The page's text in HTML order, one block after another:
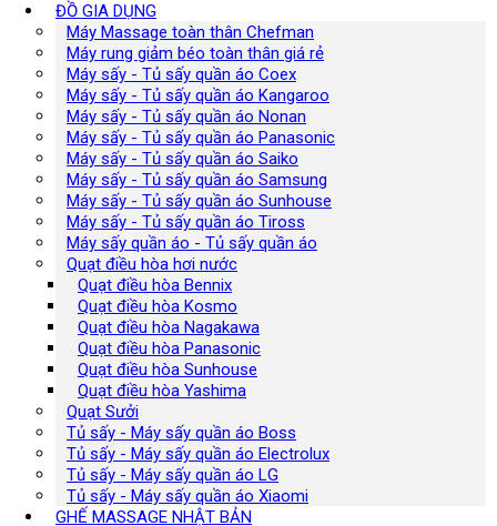
ĐỒ GIA DỤNG
Máy Massage toàn thân Chefman
Máy rung giảm béo toàn thân giá rẻ
Máy sấy - Tủ sấy quần áo Coex
Máy sấy - Tủ sấy quần áo Kangaroo
Máy sấy - Tủ sấy quần áo Nonan
Máy sấy - Tủ sấy quần áo Panasonic
Máy sấy - Tủ sấy quần áo Saiko
Máy sấy - Tủ sấy quần áo Samsung
Máy sấy - Tủ sấy quần áo Sunhouse
Máy sấy - Tủ sấy quần áo Tiross
Máy sấy quần áo - Tủ sấy quần áo
Quạt điều hòa hơi nước
Quạt điều hòa Bennix
Quạt điều hòa Kosmo
Quạt điều hòa Nagakawa
Quạt điều hòa Panasonic
Quạt điều hòa Sunhouse
Quạt điều hòa Yashima
Quạt Sưởi
Tủ sấy - Máy sấy quần áo Boss
Tủ sấy - Máy sấy quần áo Electrolux
Tủ sấy - Máy sấy quần áo LG
Tủ sấy - Máy sấy quần áo Xiaomi
GHẾ MASSAGE NHẬT BẢN